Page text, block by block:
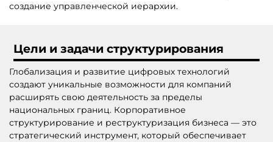
создание управленческой иерархии.
Цели и задачи структурирования
Глобализация и развитие цифровых технологий
создают уникальные возможности для компаний
расширять свою деятельность за пределы
национальных границ. Корпоративное
структурирование и реструктуризация бизнеса — это
стратегический инструмент, который обеспечивает